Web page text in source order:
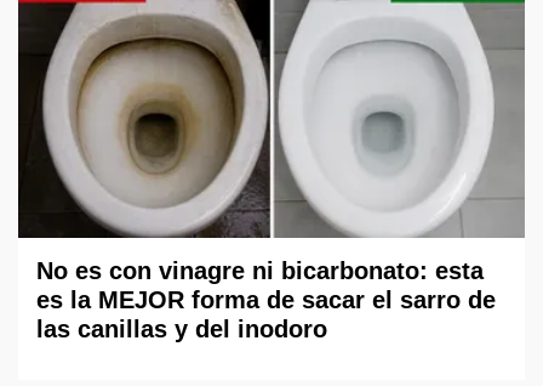
No es con vinagre ni bicarbonato: esta
es la MEJOR forma de sacar el sarro de
las canillas y del inodoro